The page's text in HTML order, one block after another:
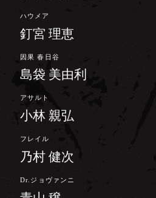
ハウメア
釘宮 理恵
因果 春日谷
島袋 美由利
アサルト
小林 親弘
フレイル
乃村 健次
Dr.ジョヴァンニ